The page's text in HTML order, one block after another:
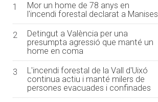
1
Mor un home de 78 anys en
l'incendi forestal declarat a Manises
2
Detingut a València per una
presumpta agressió que manté un
home en coma
3
L'incendi forestal de la Vall d'Uixó
continua actiu i manté milers de
persones evacuades i confinades